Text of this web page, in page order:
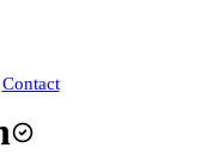
Contact